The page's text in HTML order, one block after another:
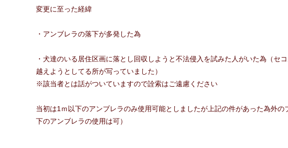
変更に至った経緯
・アンブレラの落下が多発した為
・犬達のいる居住区画に落とし回収しようと不法侵入を試みた人がいた為（セ
越えようとしてる所が写っていました）
※該当者とは話がついていますので詮索はご遠慮ください
当初は1ｍ以下のアンブレラのみ使用可能としましたが上記の件があった為外
下のアンブレラの使用は可）